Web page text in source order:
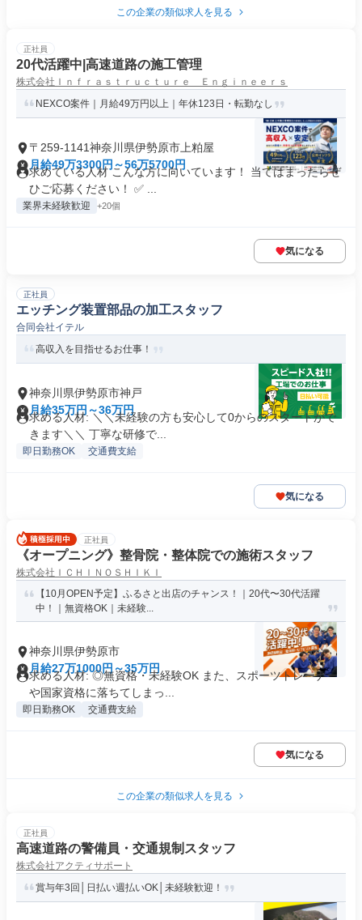
この企業の類似求人を見る
正社員
20代活躍中|高速道路の施工管理
株式会社Ｉｎｆｒａｓｔｒｕｃｔｕｒｅ Ｅｎｇｉｎｅｅｒｓ
NEXCO案件｜月給49万円以上｜年休123日・転勤なし
〒259-1141神奈川県伊勢原市上粕屋
月給49万3300円～56万5700円
求めている人材 こんな方に向いています！ 当てはまったらぜ
ひご応募ください！ ✅ ...
業界未経験歓迎 +20個
気になる
正社員
エッチング装置部品の加工スタッフ
合同会社イテル
高収入を目指せるお仕事！
神奈川県伊勢原市神戸
月給35万円～36万円
求める人材: ＼＼未経験の方も安心して0からのスタートがで
きます＼＼ 丁寧な研修で...
即日勤務OK 交通費支給
気になる
正社員
《オープニング》整骨院・整体院での施術スタッフ
株式会社ＩＣＨＩＮＯＳＨＩＫＩ
【10月OPEN予定】ふるさと出店のチャンス！｜20代〜30代活躍
中！｜無資格OK｜未経験...
神奈川県伊勢原市
月給27万1000円～35万円
求める人材: ◎無資格・未経験OK また、スポーツトレーナー
や国家資格に落ちてしまっ...
即日勤務OK 交通費支給
気になる
この企業の類似求人を見る
正社員
高速道路の警備員・交通規制スタッフ
株式会社アクティサポート
賞与年3回│日払い週払いOK│未経験歓迎！